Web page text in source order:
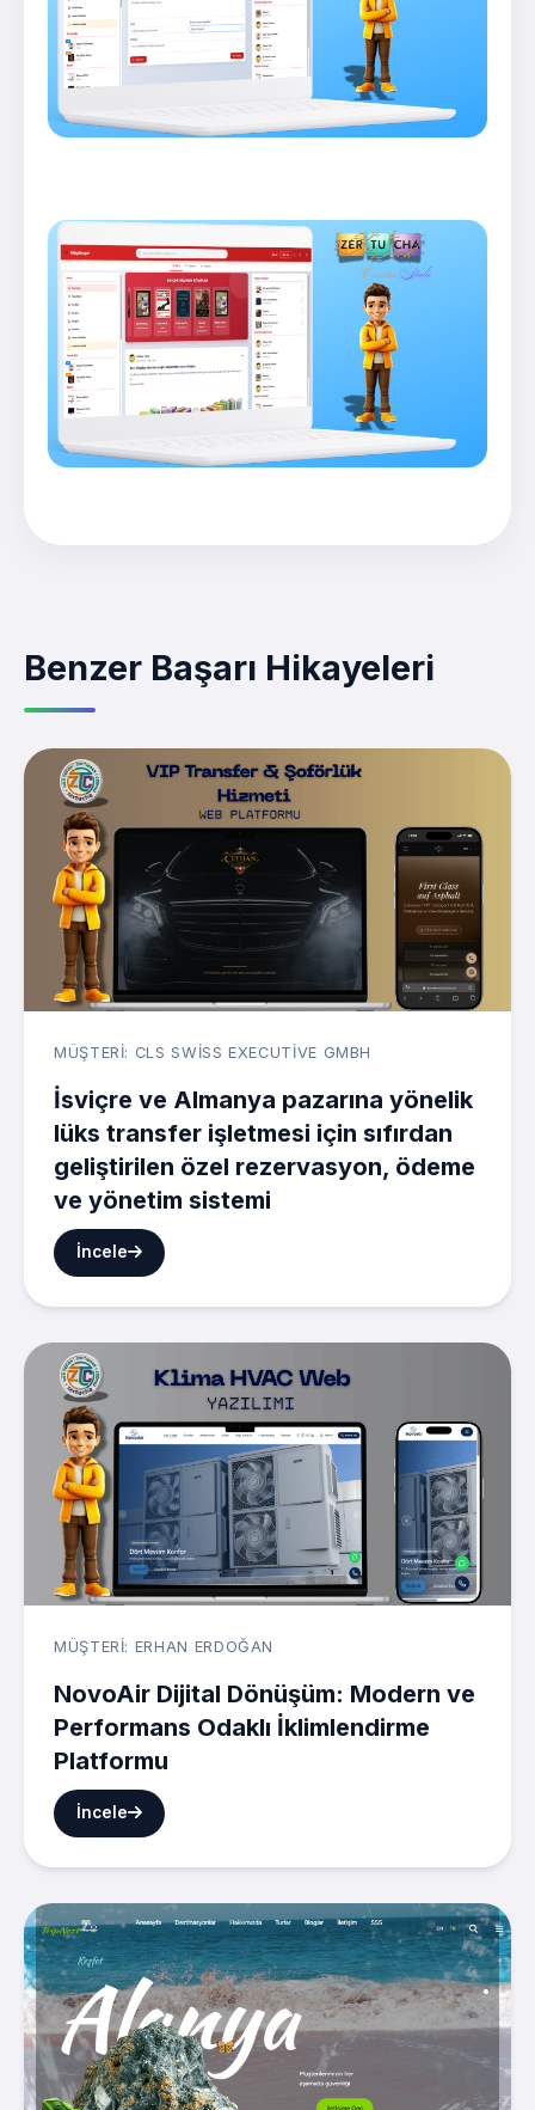
Benzer Başarı Hikayeleri
MÜŞTERI: CLS SWISS EXECUTIVE GMBH
İsviçre ve Almanya pazarına yönelik
lüks transfer işletmesi için sıfırdan
geliştirilen özel rezervasyon, ödeme
ve yönetim sistemi
İncele
MÜŞTERI: ERHAN ERDOĞAN
NovoAir Dijital Dönüşüm: Modern ve
Performans Odaklı İklimlendirme
Platformu
İncele